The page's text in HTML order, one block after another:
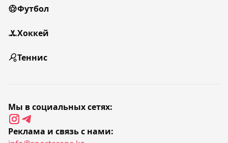
Футбол
Хоккей
Теннис
Мы в социальных сетях:
Реклама и связь с нами: